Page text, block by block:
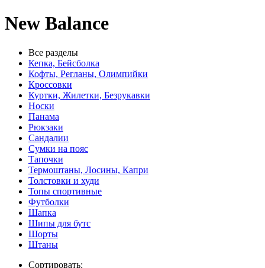
New Balance
Все разделы
Кепка, Бейсболка
Кофты, Регланы, Олимпийки
Кроссовки
Куртки, Жилетки, Безрукавки
Носки
Панама
Рюкзаки
Сандалии
Сумки на пояс
Тапочки
Термоштаны, Лосины, Капри
Толстовки и худи
Топы спортивные
Футболки
Шапка
Шипы для бутс
Шорты
Штаны
Сортировать: